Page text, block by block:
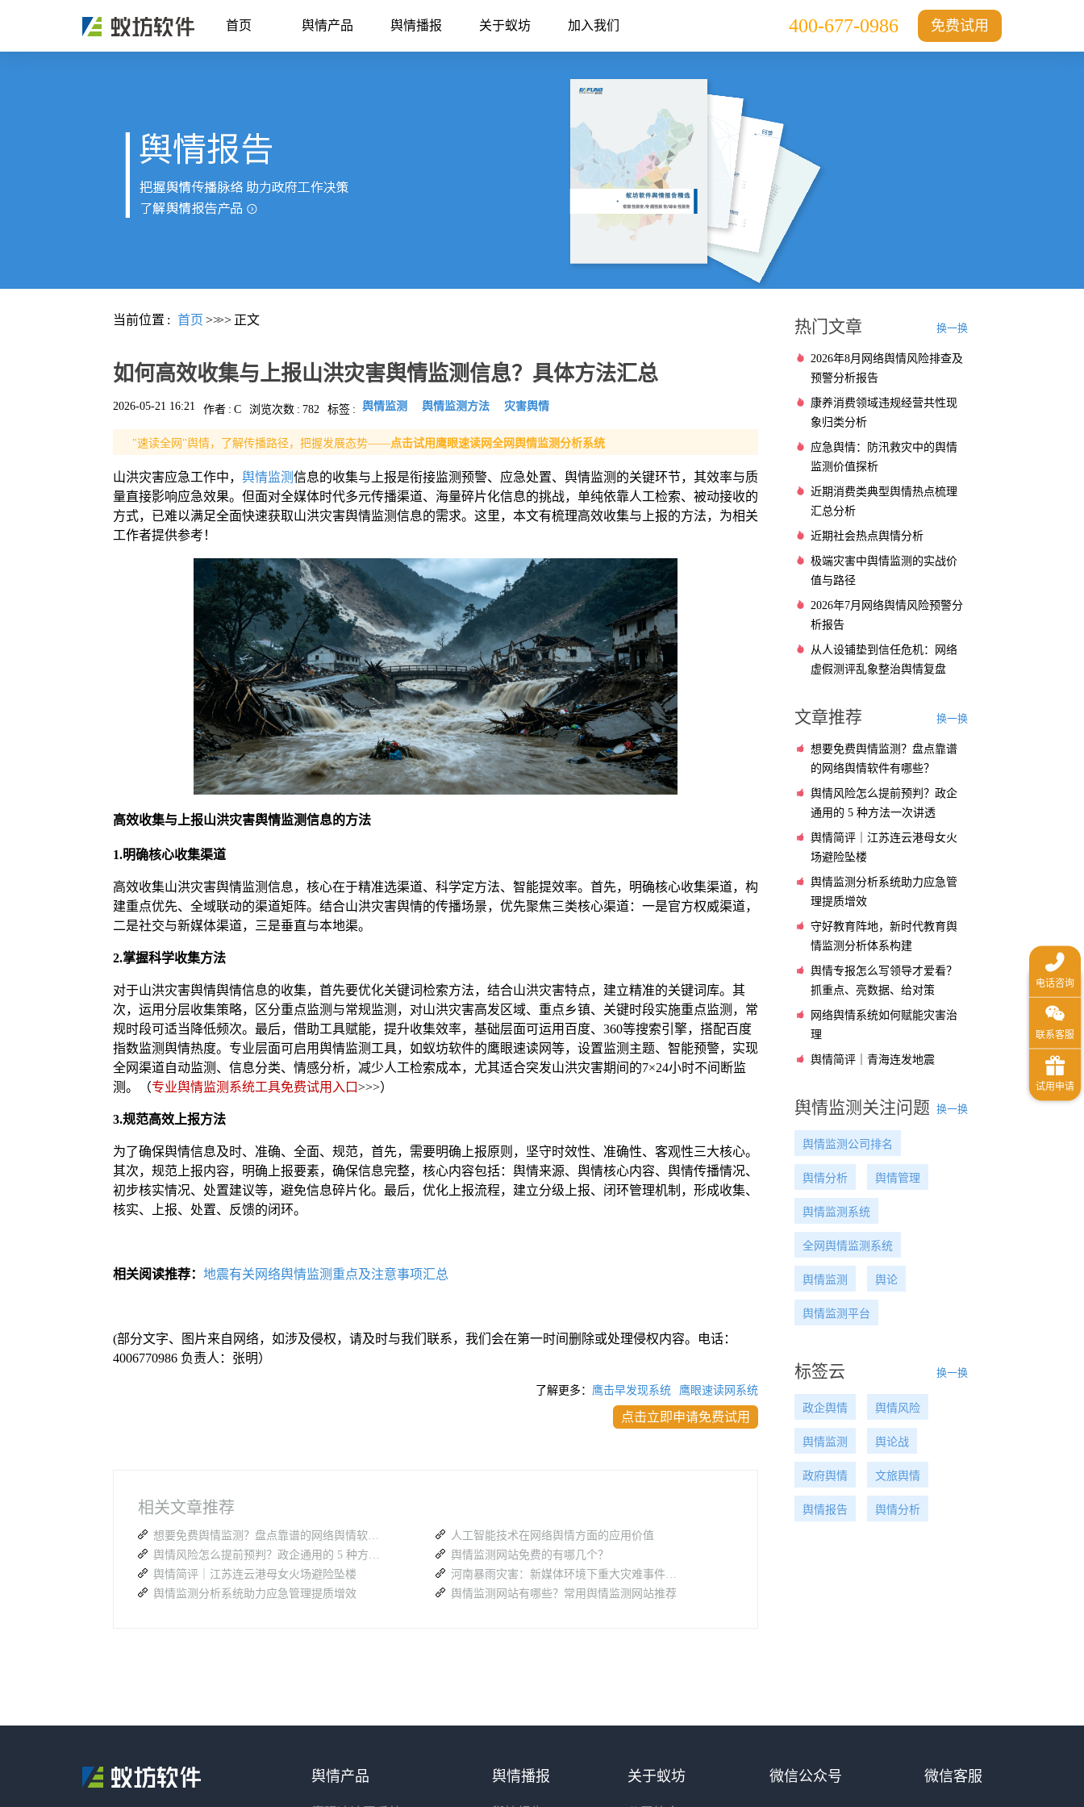
首页 舆情产品 舆情播报 关于蚁坊 加入我们 免费试用
400-677-0986
当前位置 : 首页 >>>> 正文
如何高效收集与上报山洪灾害舆情监测信息？具体方法汇总
2026-05-21 16:21 作者 : C 浏览次数 : 782 标签 : 灾害舆情
舆情监测方法
舆情监测
"速读全网"舆情，了解传播路径，把握发展态势——点击试用鹰眼速读网全网舆情监测分析系统
山洪灾害应急工作中， 舆情监测信息的收集与上报是衔接监测预警、应急处置、舆情监测的关键环节，其效率与质
量直接影响应急效果。但面对全媒体时代多元传播渠道、海量碎片化信息的挑战，单纯依靠人工检索、被动接收的
方式，已难以满足全面快速获取山洪灾害舆情监测信息的需求。这里，本文有梳理高效收集与上报的方法，为相关
工作者提供参考！
高效收集与上报山洪灾害舆情监测信息的方法
1.明确核心收集渠道
高效收集山洪灾害舆情监测信息，核心在于精准选渠道、科学定方法、智能提效率。首先，明确核心收集渠道，构
建重点优先、全域联动的渠道矩阵。结合山洪灾害舆情的传播场景，优先聚焦三类核心渠道：一是官方权威渠道，
二是社交与新媒体渠道，三是垂直与本地渠。
2.掌握科学收集方法
对于山洪灾害舆情舆情信息的收集，首先要优化关键词检索方法，结合山洪灾害特点，建立精准的关键词库。其
次，运用分层收集策略，区分重点监测与常规监测，对山洪灾害高发区域、重点乡镇、关键时段实施重点监测，常
规时段可适当降低频次。最后，借助工具赋能，提升收集效率，基础层面可运用百度、360等搜索引擎，搭配百度
指数监测舆情热度。专业层面可启用舆情监测工具，如蚁坊软件的鹰眼速读网等，设置监测主题、智能预警，实现
全网渠道自动监测、信息分类、情感分析，减少人工检索成本，尤其适合突发山洪灾害期间的7×24小时不间断监
测。（专业舆情监测系统工具免费试用入口>>>）
3.规范高效上报方法
为了确保舆情信息及时、准确、全面、规范，首先，需要明确上报原则，坚守时效性、准确性、客观性三大核心。
其次，规范上报内容，明确上报要素，确保信息完整，核心内容包括：舆情来源、舆情核心内容、舆情传播情况、
初步核实情况、处置建议等，避免信息碎片化。最后，优化上报流程，建立分级上报、闭环管理机制，形成收集、
核实、上报、处置、反馈的闭环。
相关阅读推荐： 地震有关网络舆情监测重点及注意事项汇总
(部分文字、图片来自网络，如涉及侵权，请及时与我们联系，我们会在第一时间删除或处理侵权内容。电话：
4006770986 负责人：张明）
了解更多： 鹰击早发现系统 鹰眼速读网系统
点击立即申请免费试用
相关文章推荐
想要免费舆情监测？盘点靠谱的网络舆情软件有哪些？
舆情简评｜江苏连云港母女火场避险坠楼
舆情监测分析系统助力应急管理提质增效
人工智能技术在网络舆情方面的应用价值
舆情监测网站免费的有哪几个？
河南暴雨灾害：新媒体环境下重大灾难事件的传播要点简析
舆情监测网站有哪些？常用舆情监测网站推荐
热门文章 换一换
2026年8月网络舆情风险排查及
预警分析报告
康养消费领域违规经营共性现
象归类分析
应急舆情：防汛救灾中的舆情
监测价值探析
近期消费类典型舆情热点梳理
汇总分析
近期社会热点舆情分析
极端灾害中舆情监测的实战价
值与路径
2026年7月网络舆情风险预警分
析报告
从人设铺垫到信任危机：网络
虚假测评乱象整治舆情复盘
文章推荐 换一换
想要免费舆情监测？盘点靠谱
的网络舆情软件有哪些？
舆情风险怎么提前预判？政企
通用的 5 种方法一次讲透
舆情简评｜江苏连云港母女火
场避险坠楼
舆情监测分析系统助力应急管
理提质增效
守好教育阵地，新时代教育舆
情监测分析体系构建
舆情专报怎么写领导才爱看？
抓重点、亮数据、给对策
网络舆情系统如何赋能灾害治
理
舆情简评｜青海连发地震
舆情监测关注问题 换一换
舆情监测公司排名
舆情分析 舆情管理
舆情监测系统
全网舆情监测系统
舆情监测 舆论
舆情监测平台
标签云 换一换
政企舆情 舆情风险
舆情监测 舆论战
政府舆情 文旅舆情
舆情报告 舆情分析
微信客服
微信公众号
关于蚁坊
舆情播报
舆情产品